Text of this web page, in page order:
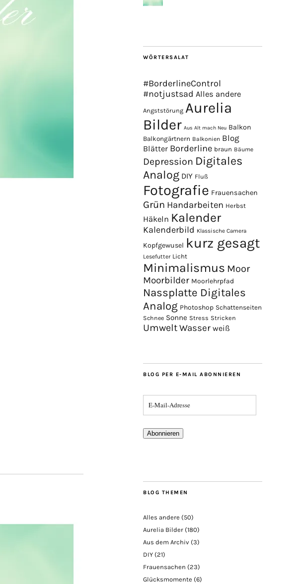
WÖRTERSALAT
#BorderlineControl
#notjustsad Alles andere
Angststörung Aurelia
Bilder Aus Alt mach Neu Balkon
Balkongärtnern Balkonien Blog
Blätter Borderline braun Bäume
Depression Digitales
Analog DIY Fluß
Fotografie Frauensachen
Grün Handarbeiten Herbst
Häkeln Kalender
Kalenderbild Klassische Camera
Kopfgewusel kurz gesagt
Lesefutter Licht
Minimalismus Moor
Moorbilder Moorlehrpfad
Nassplatte Digitales
Analog Photoshop Schattenseiten
Schnee Sonne Stress Stricken
UmweltWasser weiß
BLOG PER E-MAIL ABONNIEREN
Abonnieren
BLOG THEMEN
Alles andere (50)
Aurelia Bilder (180)
Aus dem Archiv (3)
DIY (21)
Frauensachen (23)
Glücksmomente (6)